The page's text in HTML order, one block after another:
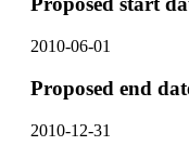
2010-06-01
Proposed end
2010-12-31